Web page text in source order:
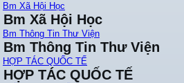
Bm Xã Hội Học
Bm Xã Hội Học
Bm Thông Tin Thư Viện
Bm Thông Tin Thư Viện
HỢP TÁC QUỐC TẾ
HỢP TÁC QUỐC TẾ